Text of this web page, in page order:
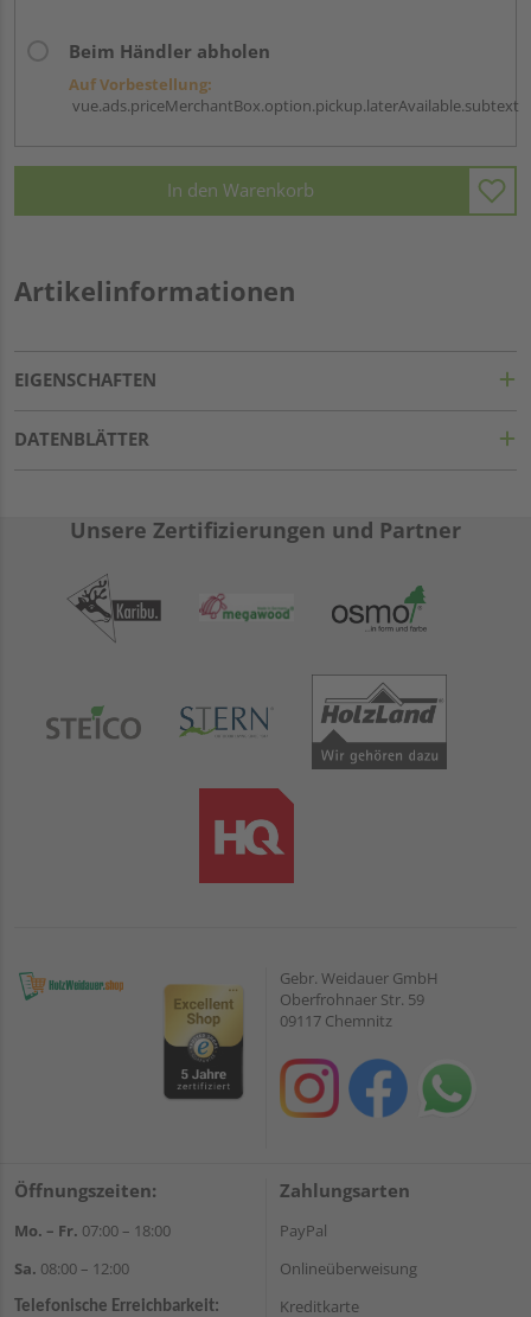
Beim Händler abholen
Auf Vorbestellung:
vue.ads.priceMerchantBox.option.pickup.laterAvailable.subtext
In den Warenkorb
Artikelinformationen
EIGENSCHAFTEN
DATENBLÄTTER
Unsere Zertifizierungen und Partner
Gebr. Weidauer GmbH
Oberfrohnaer Str. 59
09117 Chemnitz
Öffnungszeiten:
Mo. – Fr. 07:00 – 18:00
Sa. 08:00 – 12:00
Telefonische Erreichbarkeit:
Zahlungsarten
PayPal
Onlineüberweisung
Kreditkarte